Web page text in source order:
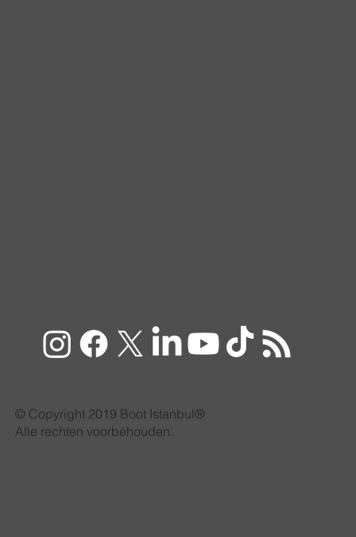
© Copyright 2019 Boot Istanbul®
Alle rechten voorbehouden.